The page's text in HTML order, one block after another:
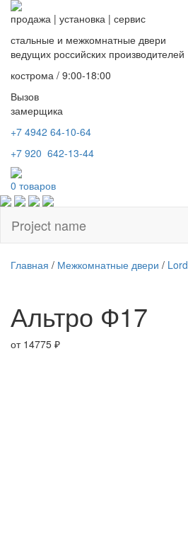
продажа | установка | сервис
стальные и межкомнатные двери
ведущих российских производителей
кострома / 9:00-18:00
Вызов
замерщика
+7 4942 64-10-64
+7 920 642-13-44
0 товаров
Project name
Главная / Межкомнатные двери / Lord
Альтро Ф17
от 14775 ₽